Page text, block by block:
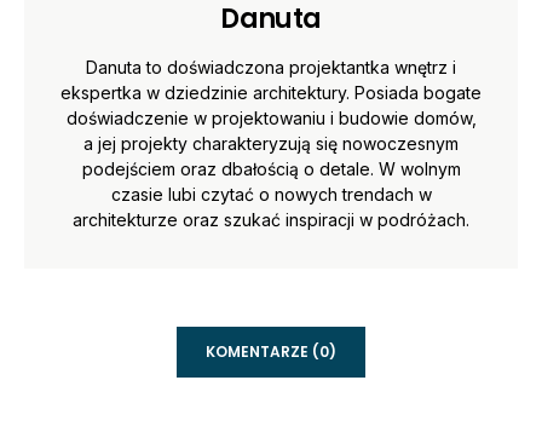
Danuta
Danuta to doświadczona projektantka wnętrz i
ekspertka w dziedzinie architektury. Posiada bogate
doświadczenie w projektowaniu i budowie domów,
a jej projekty charakteryzują się nowoczesnym
podejściem oraz dbałością o detale. W wolnym
czasie lubi czytać o nowych trendach w
architekturze oraz szukać inspiracji w podróżach.
KOMENTARZE (0)